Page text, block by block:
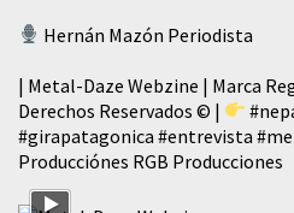
Hernán Mazón Periodista
| Metal-Daze Webzine | Marca
Derechos Reservados © |
#girapatagonica #entrevista
Producciónes RGB Producciones